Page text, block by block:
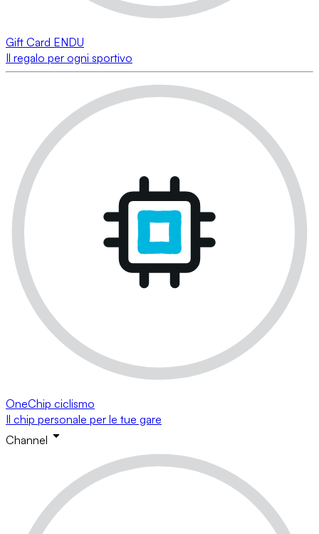
Gift Card ENDU
Il regalo per ogni sportivo
OneChip ciclismo
Il chip personale per le tue gare
Channel